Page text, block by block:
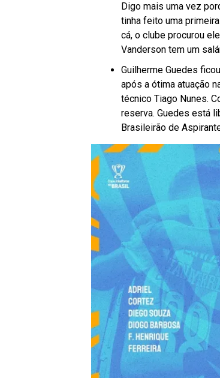
Digo mais uma vez
tinha feito uma
cá, o clube procurou
Vanderson tem um
Guilherme Guedes
após a ótima atuação
técnico Tiago Nunes.
reserva. Guedes está
Brasileirão de